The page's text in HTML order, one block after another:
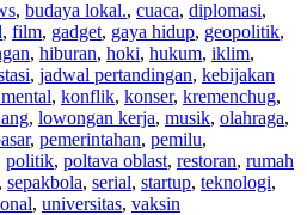
, budaya lokal., cuaca, diplomasi,
, film, gadget, gaya hidup, geopolitik,
, hiburan, hoki, hukum, iklim,
, jadwal pertandingan, kebijakan
, konflik, konser, kremenchug,
, lowongan kerja, musik, olahraga,
, pemerintahan, pemilu,
politik, poltava oblast, restoran, rumah
, sepakbola, serial, startup, teknologi,
, universitas, vaksin